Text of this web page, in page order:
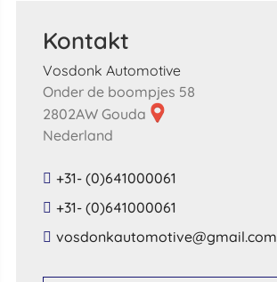
Kontakt
Vosdonk Automotive
Onder de boompjes 58
2802AW Gouda
Nederland
+31- (0)641000061
+31- (0)641000061
​vosdonkautomotive​@​gmail​.​com​